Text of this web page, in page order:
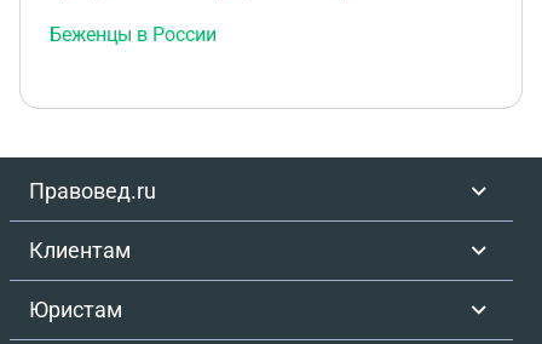
Беженцы в России
Правовед.ru
Клиентам
Юристам